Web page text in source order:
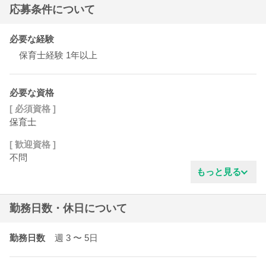
応募条件について
必要な経験
保育士経験 1年以上
必要な資格
[ 必須資格 ]
保育士
[ 歓迎資格 ]
不問
もっと見る
勤務日数・休日について
勤務日数 週 3 〜 5日